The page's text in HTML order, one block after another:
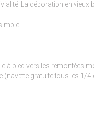
La décoration en vieux
à pied vers les remontées
(navette gratuite tous les 1/